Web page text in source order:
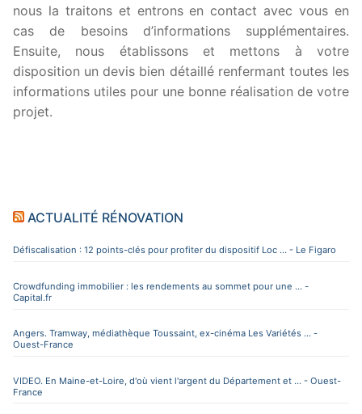
nous la traitons et entrons en contact avec vous en
cas de besoins d’informations supplémentaires.
Ensuite, nous établissons et mettons à votre
disposition un devis bien détaillé renfermant toutes les
informations utiles pour une bonne réalisation de votre
projet.
ACTUALITÉ RÉNOVATION
Défiscalisation : 12 points-clés pour profiter du dispositif Loc ... - Le Figaro
Crowdfunding immobilier : les rendements au sommet pour une ... -
Capital.fr
Angers. Tramway, médiathèque Toussaint, ex-cinéma Les Variétés ... -
Ouest-France
VIDEO. En Maine-et-Loire, d'où vient l'argent du Département et ... - Ouest-
France